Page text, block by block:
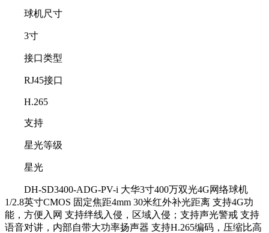
球机尺寸
3寸
接口类型
RJ45接口
H.265
支持
星光等级
星光
DH-SD3400-ADG-PV-i 大华3寸400万双光4G网络球机
1/2.8英寸CMOS 固定焦距4mm 30米红外补光距离 支持4G功
能，方便入网 支持绊线入侵，区域入侵；支持声光警戒 支持
语音对讲，内部自带大功率扬声器 支持H.265编码，压缩比高